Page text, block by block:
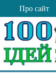
вмісту
Про сайт